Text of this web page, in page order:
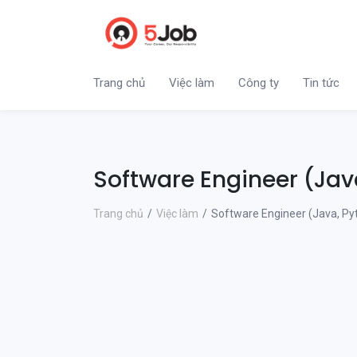
Trang chủ Việc làm Công ty Tin tức
Software Engineer
Trang chủ Việc làm Software Engineer (Java,